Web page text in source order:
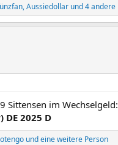
,Aussiedollar und 4 andere
Sittensen im Wechselgeld:
DE 2025 D
und eine weitere Person